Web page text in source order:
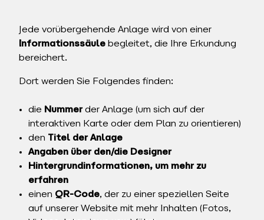
Jede vorübergehende Anlage wird von einer
Informationssäule begleitet, die Ihre Erkundung
bereichert.
Dort werden Sie Folgendes finden:
die Nummerder Anlage (um sich auf der
interaktiven Karte oder dem Plan zu orientieren)
den Titel der Anlage
Angaben über den/die Designer
Hintergrundinformationen, um mehr zu
erfahren
einen QR-Code, der zu einer speziellen Seite
auf unserer Website mit mehr Inhalten (Fotos,